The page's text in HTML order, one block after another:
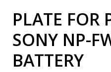
PLATE FOR
SONY NP-
BATTERY